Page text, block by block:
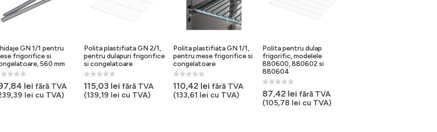
GN 1/1 pentru
frigorifice si
560 mm
of 5 lei fără TVA
lei cu TVA)
Polita plastifiata GN 2/1,
pentru dulapuri frigorifice
si congelatoare
0 out of 5
115,03 lei fără TVA
(139,19 lei cu TVA)
Polita plastifiata GN 1/1,
pentru mese frigorifice si
congelatoare
0 out of 5
110,42 lei fără TVA
(133,61 lei cu TVA)
Polita pentru dulap
frigorific, modelele
880600, 880602 si
880604
0out of 5
87,42 lei fără TVA
(105,78 lei cu TVA)